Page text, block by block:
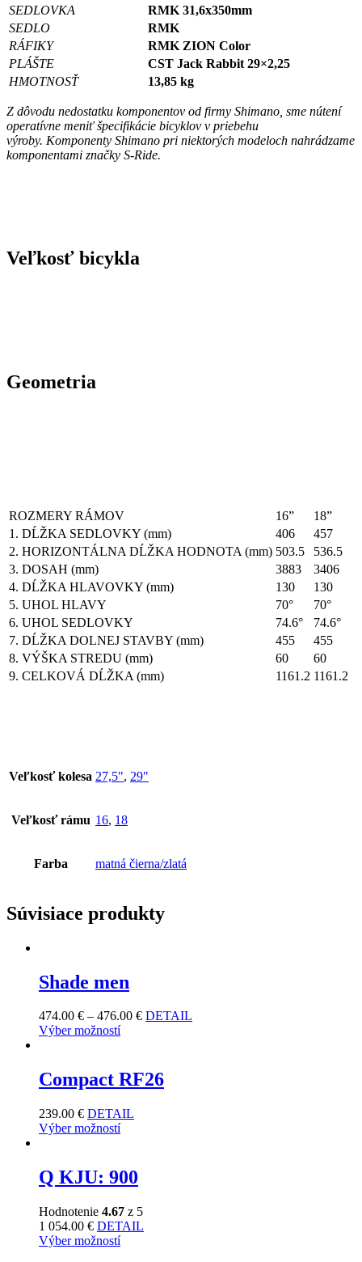
SEDLOVKA
RMK 31,6x350mm
SEDLO
RMK
RÁFIKY
RMK ZION Color
PLÁŠTE
CST Jack Rabbit 29×2,25
HMOTNOSŤ
13,85 kg
Z dôvodu nedostatku komponentov od firmy Shimano, sme nútení
operatívne meniť špecifikácie bicyklov v priebehu
výroby. Komponenty Shimano pri niektorých modeloch nahrádzame
komponentami značky S-Ride.
Veľkosť bicykla
Geometria
ROZMERY RÁMOV 16”
18”
1. DĹŽKA SEDLOVKY (mm)
406
457
2. HORIZONTÁLNA DĹŽKA HODNOTA (mm) 503.5
536.5
3. DOSAH (mm)
3883
3406
4. DĹŽKA HLAVOVKY (mm)
130
130
5. UHOL HLAVY
70°
70°
6. UHOL SEDLOVKY
74.6°
74.6°
7. DĹŽKA DOLNEJ STAVBY (mm)
455
455
8. VÝŠKA STREDU (mm)
60
60
9. CELKOVÁ DĹŽKA (mm)
1161.2 1161.2
Veľkosť kolesa 27,5", 29"
Veľkosť rámu 16, 18
Farba matná čierna/zlatá
Súvisiace produkty
Shade men
474.00 € – 476.00 € DETAIL
Výber možností
Compact RF26
239.00 € DETAIL
Výber možností
Q KJU: 900
Hodnotenie 4.67 z 5
1 054.00 € DETAIL
Výber možností